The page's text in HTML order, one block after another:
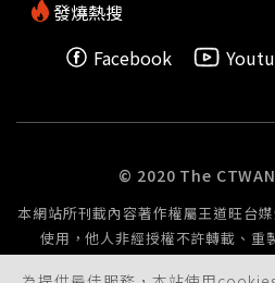
發燒熱搜
Facebook
© 2020 The
本網站所刊載內容著作權屬王道旺台
使用，他人非經授權不許轉載、重